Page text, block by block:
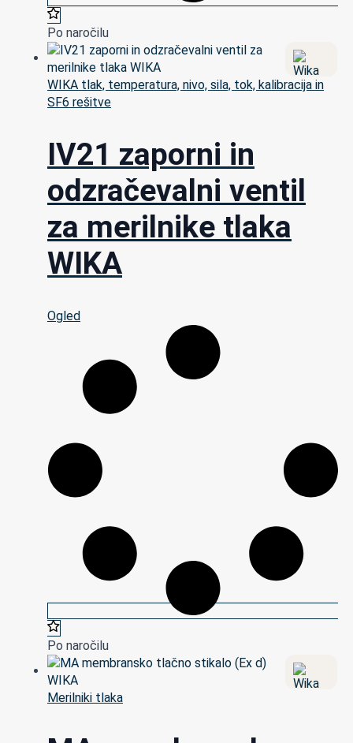
Po naročilu
WIKA tlak, temperatura, nivo, sila, tok, kalibracija in
SF6 rešitve
IV21 zaporni in
odzračevalni ventil
za merilnike tlaka
WIKA
Ogled
Po naročilu
Merilniki tlaka